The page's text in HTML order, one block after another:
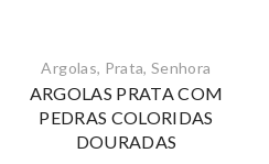
Argolas, Prata,Senhora
ARGOLAS PRATA COM
PEDRAS COLORIDAS
DOURADAS